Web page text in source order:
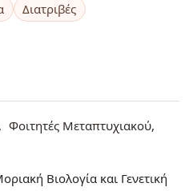
Διατριβές
Φοιτητές Μεταπτυχιακού
Βιολογία και Γενετική